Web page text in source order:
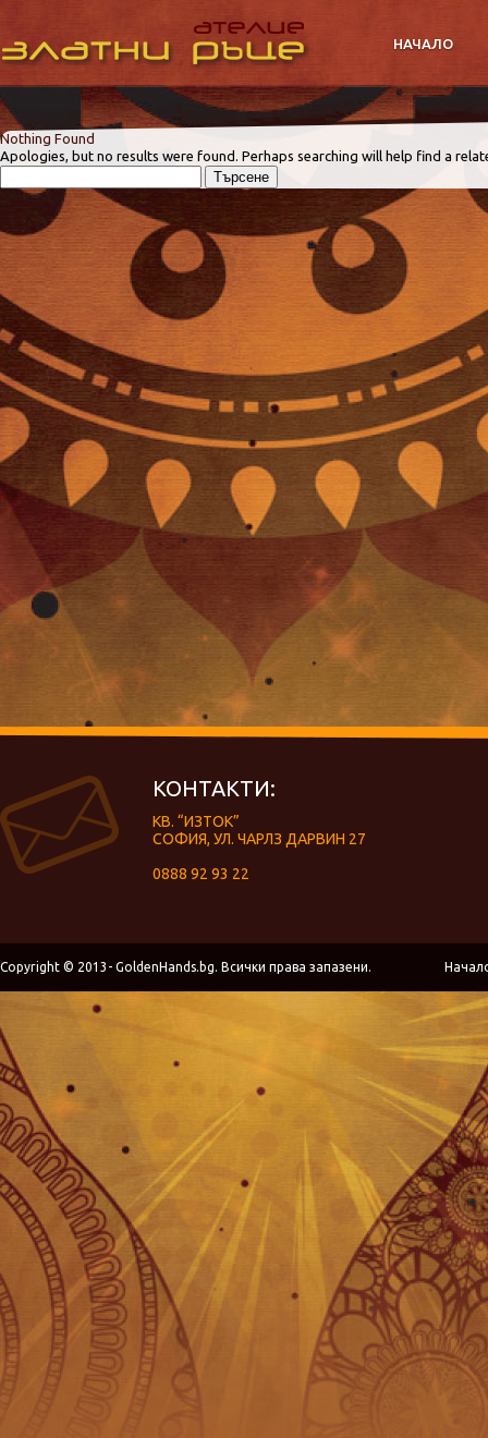
НАЧАЛО
Nothing Found
Apologies, but no results were found. Perhaps searching will help find a
за:
КОНТАКТИ:
КВ. “ИЗТОК”
СОФИЯ, УЛ. ЧАРЛЗ ДАРВИН 27
0888 92 93 22
Copyright © 2013- GoldenHands.bg. Всички права запазени.